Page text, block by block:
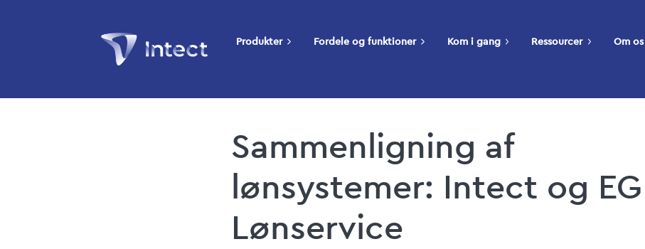
Produkter Fordele og funktioner Kom i gang Ressourcer Om os
Sammenligning af
lønsystemer: Intect og EG
Lønservice